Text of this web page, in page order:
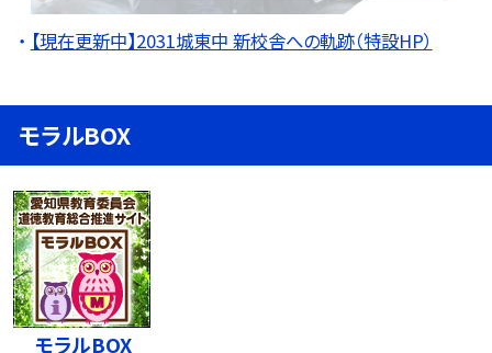
【現在更新中】2031城東中 新校舎への軌跡（特設HP）
モラルBOX
モラルBOX